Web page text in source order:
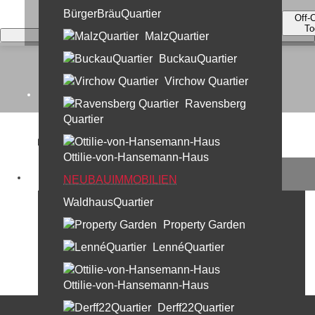
Unternehmen
30 Jahre Profi Partner
Standorte & Team
Team Berlin
Team München
BürgerBräuQuartier
MalzQuartier
BuckauQuartier
Virchow Quartier
Ravensberg
Quartier
Ottilie-von-Hansemann-Haus
NEUBAUIMMOBILIEN
WaldhausQuartier
Property Garden
LennéQuartier
Ottilie-von-Hansemann-Haus
Derff22Quartier
Off-
Haus Cumberland
Kurfürstendamm 193 in Berlin